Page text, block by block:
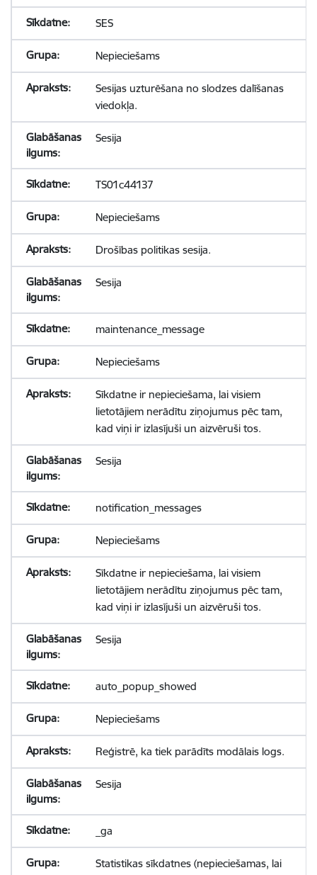
SES
Nepieciešams
Sesijas uzturēšana no slodzes dalīšanas
viedokļa.
Sesija
TS01c44137
Nepieciešams
Drošības politikas sesija.
Sesija
maintenance_message
Nepieciešams
Sīkdatne ir nepieciešama, lai visiem
lietotājiem nerādītu ziņojumus pēc tam,
kad viņi ir izlasījuši un aizvēruši tos.
Sesija
notification_messages
Nepieciešams
Sīkdatne ir nepieciešama, lai visiem
lietotājiem nerādītu ziņojumus pēc tam,
kad viņi ir izlasījuši un aizvēruši tos.
Sesija
auto_popup_showed
Nepieciešams
Reģistrē, ka tiek parādīts modālais logs.
Sesija
_ga
Statistikas sīkdatnes (nepieciešamas, lai